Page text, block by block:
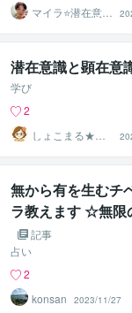
マイラ⭐️潜在意識
の釣り師
潜在意識と顕在意
学び
2
しょこまる★夢
を叶える専門家
無から有を生むチ
ラ教えます ☆無
を合わせた秘伝真
記事
占い
2
konsan
2023/11/27